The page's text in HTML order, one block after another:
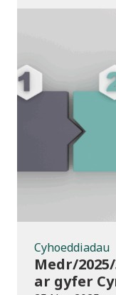
Cyhoeddiadau
Medr/
ar gyfer